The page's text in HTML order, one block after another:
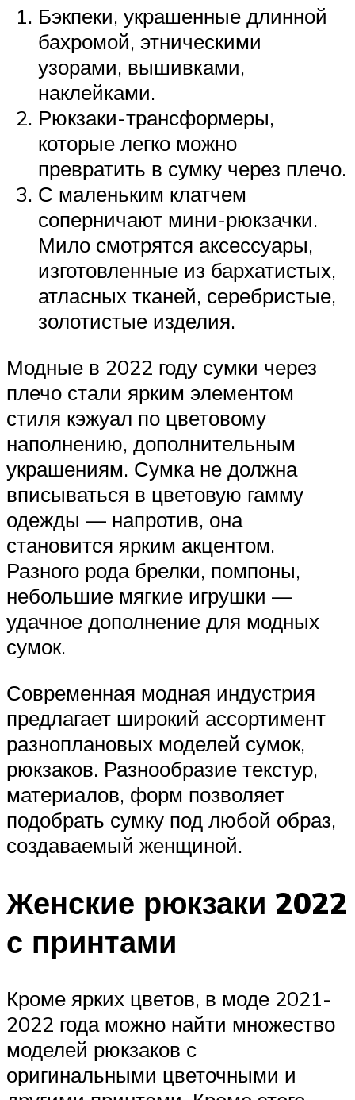
Бэкпеки, украшенные длинной
бахромой, этническими
узорами, вышивками,
наклейками.
Рюкзаки-трансформеры,
которые легко можно
превратить в сумку через плечо.
С маленьким клатчем
соперничают мини-рюкзачки.
Мило смотрятся аксессуары,
изготовленные из бархатистых,
атласных тканей, серебристые,
золотистые изделия.
Модные в 2022 году сумки через
плечо стали ярким элементом
стиля кэжуал по цветовому
наполнению, дополнительным
украшениям. Сумка не должна
вписываться в цветовую гамму
одежды — напротив, она
становится ярким акцентом.
Разного рода брелки, помпоны,
небольшие мягкие игрушки —
удачное дополнение для модных
сумок.
Современная модная индустрия
предлагает широкий ассортимент
разноплановых моделей сумок,
рюкзаков. Разнообразие текстур,
материалов, форм позволяет
подобрать сумку под любой образ,
создаваемый женщиной.
Женские рюкзаки 2022
с принтами
Кроме ярких цветов, в моде 2021-
2022 года можно найти множество
моделей рюкзаков с
оригинальными цветочными и